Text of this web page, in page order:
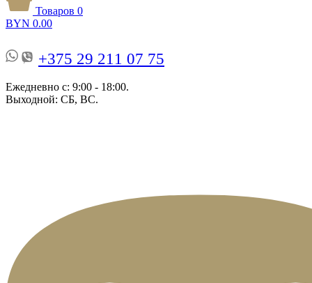
Товаров 0
BYN 0.00
+375 29 211 07 75
Ежедневно с: 9:00 - 18:00.
Выходной: СБ, ВС.